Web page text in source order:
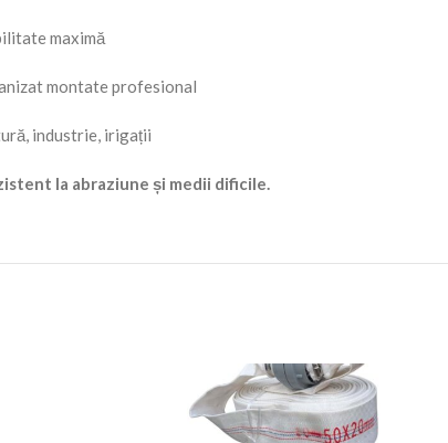
maximă
montate profesional
industrie, irigații
la abraziune și medii dificile.